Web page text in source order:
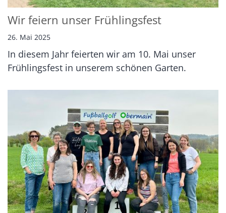
Wir feiern unser Frühlingsfest
26. Mai 2025
In diesem Jahr feierten wir am 10. Mai unser
Frühlingsfest in unserem schönen Garten.